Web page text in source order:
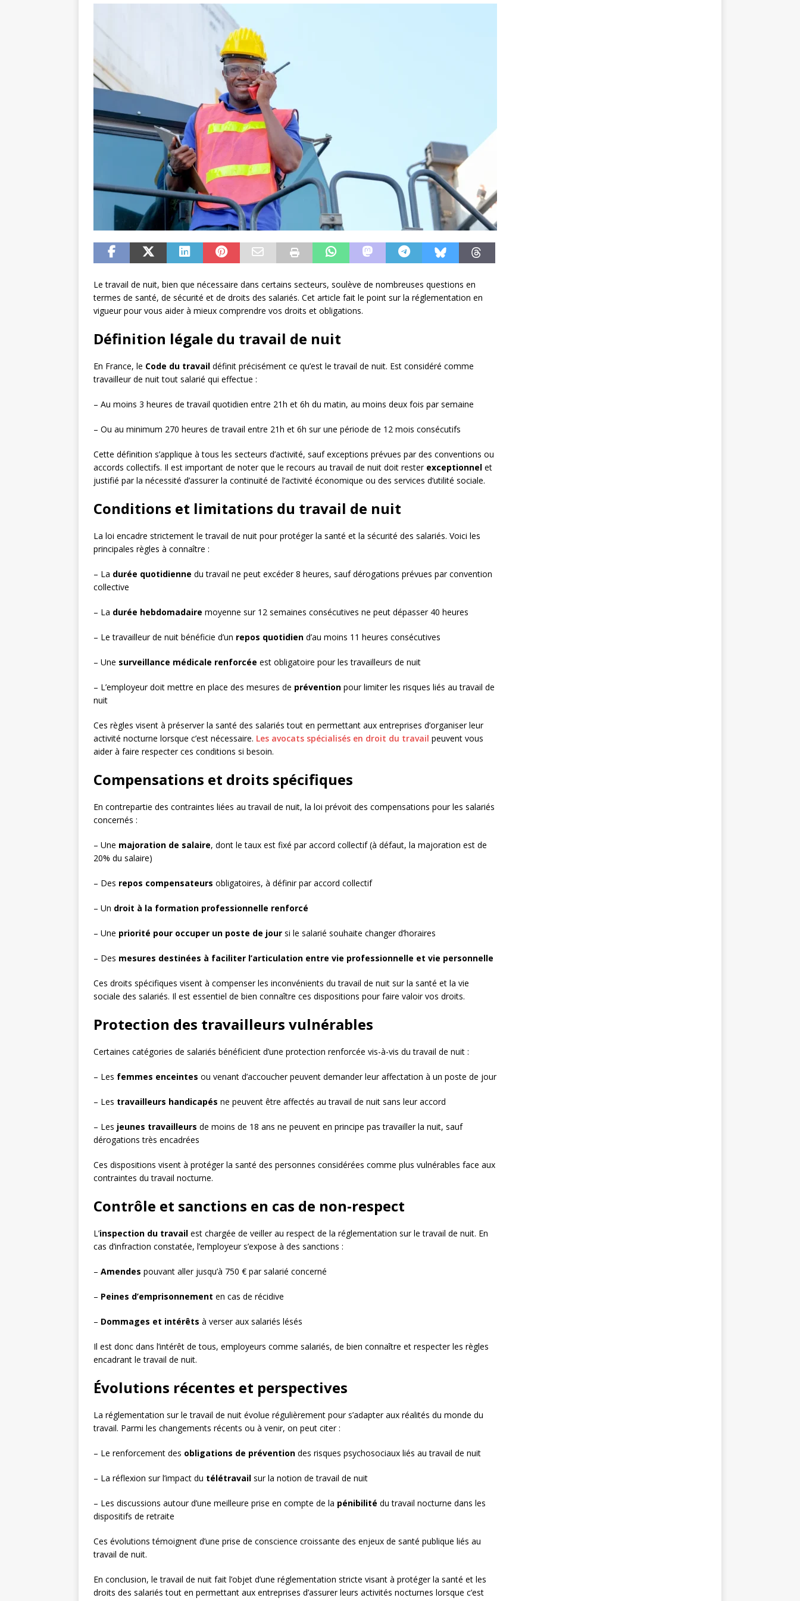
Le travail de nuit, bien que nécessaire dans certains secteurs, soulève de nombreuses questions en
termes de santé, de sécurité et de droits des salariés. Cet article fait le point sur la réglementation en
vigueur pour vous aider à mieux comprendre vos droits et obligations.
Définition légale du travail de nuit
En France, le Code du travail définit précisément ce qu’est le travail de nuit. Est considéré comme
travailleur de nuit tout salarié qui effectue :
– Au moins 3 heures de travail quotidien entre 21h et 6h du matin, au moins deux fois par semaine
– Ou au minimum 270 heures de travail entre 21h et 6h sur une période de 12 mois consécutifs
Cette définition s’applique à tous les secteurs d’activité, sauf exceptions prévues par des conventions ou
accords collectifs. Il est important de noter que le recours au travail de nuit doit rester exceptionnel et
justifié par la nécessité d’assurer la continuité de l’activité économique ou des services d’utilité sociale.
Conditions et limitations du travail de nuit
La loi encadre strictement le travail de nuit pour protéger la santé et la sécurité des salariés. Voici les
principales règles à connaître :
– La durée quotidienne du travail ne peut excéder 8 heures, sauf dérogations prévues par convention
collective
– La durée hebdomadaire moyenne sur 12 semaines consécutives ne peut dépasser 40 heures
– Le travailleur de nuit bénéficie d’un repos quotidien d’au moins 11 heures consécutives
– Une surveillance médicale renforcée est obligatoire pour les travailleurs de nuit
– L’employeur doit mettre en place des mesures de prévention pour limiter les risques liés au travail de
nuit
Ces règles visent à préserver la santé des salariés tout en permettant aux entreprises d’organiser leur
activité nocturne lorsque c’est nécessaire. Les avocats spécialisés en droit du travail peuvent vous
aider à faire respecter ces conditions si besoin.
Compensations et droits spécifiques
En contrepartie des contraintes liées au travail de nuit, la loi prévoit des compensations pour les salariés
concernés :
– Une majoration de salaire, dont le taux est fixé par accord collectif (à défaut, la majoration est de
20% du salaire)
– Des repos compensateurs obligatoires, à définir par accord collectif
– Un droit à la formation professionnelle renforcé
– Une priorité pour occuper un poste de jour si le salarié souhaite changer d’horaires
– Des mesures destinées à faciliter l’articulation entre vie professionnelle et vie personnelle
Ces droits spécifiques visent à compenser les inconvénients du travail de nuit sur la santé et la vie
sociale des salariés. Il est essentiel de bien connaître ces dispositions pour faire valoir vos droits.
Protection des travailleurs vulnérables
Certaines catégories de salariés bénéficient d’une protection renforcée vis-à-vis du travail de nuit :
– Les femmes enceintes ou venant d’accoucher peuvent demander leur affectation à un poste de jour
– Les travailleurs handicapés ne peuvent être affectés au travail de nuit sans leur accord
– Les jeunes travailleurs de moins de 18 ans ne peuvent en principe pas travailler la nuit, sauf
dérogations très encadrées
Ces dispositions visent à protéger la santé des personnes considérées comme plus vulnérables face aux
contraintes du travail nocturne.
Contrôle et sanctions en cas de non-respect
L’inspection du travail est chargée de veiller au respect de la réglementation sur le travail de nuit. En
cas d’infraction constatée, l’employeur s’expose à des sanctions :
– Amendes pouvant aller jusqu’à 750 € par salarié concerné
– Peines d’emprisonnement en cas de récidive
– Dommages et intérêts à verser aux salariés lésés
Il est donc dans l’intérêt de tous, employeurs comme salariés, de bien connaître et respecter les règles
encadrant le travail de nuit.
Évolutions récentes et perspectives
La réglementation sur le travail de nuit évolue régulièrement pour s’adapter aux réalités du monde du
travail. Parmi les changements récents ou à venir, on peut citer :
– Le renforcement des obligations de prévention des risques psychosociaux liés au travail de nuit
– La réflexion sur l’impact du télétravail sur la notion de travail de nuit
– Les discussions autour d’une meilleure prise en compte de la pénibilité du travail nocturne dans les
dispositifs de retraite
Ces évolutions témoignent d’une prise de conscience croissante des enjeux de santé publique liés au
travail de nuit.
En conclusion, le travail de nuit fait l’objet d’une réglementation stricte visant à protéger la santé et les
droits des salariés tout en permettant aux entreprises d’assurer leurs activités nocturnes lorsque c’est